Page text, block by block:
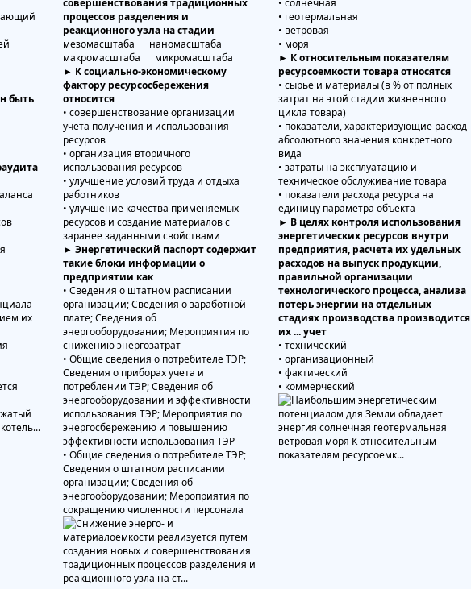
быть
их
совершенствования традиционных
процессов разделения и
реакционного узла на стадии
мезомасштаба наномасштаба
макромасштаба микромасштаба
► К социально-экономическому
фактору ресурсосбережения
относится
• совершенствование организации
учета получения и использования
ресурсов
• организация вторичного
использования ресурсов
• улучшение условий труда и отдыха
работников
• улучшение качества применяемых
ресурсов и создание материалов с
заранее заданными свойствами
► Энергетический паспорт содержит
такие блоки информации о
предприятии как
• Сведения о штатном расписании
организации; Сведения о заработной
плате; Сведения об
энергооборудовании; Мероприятия по
снижению энергозатрат
• Общие сведения о потребителе ТЭР;
Сведения о приборах учета и
потреблении ТЭР; Сведения об
энергооборудовании и эффективности
использования ТЭР; Мероприятия по
энергосбережению и повышению
эффективности использования ТЭР
• Общие сведения о потребителе ТЭР;
Сведения о штатном расписании
организации; Сведения об
энергооборудовании; Мероприятия по
сокращению численности персонала
• солнечная
• геотермальная
• ветровая
• моря
► К относительным показателям
ресурсоемкости товара относятся
• сырье и материалы (в % от полных
затрат на этой стадии жизненного
цикла товара)
• показатели, характеризующие расход
абсолютного значения конкретного
вида
• затраты на эксплуатацию и
техническое обслуживание товара
• показатели расхода ресурса на
единицу параметра объекта
► В целях контроля использования
энергетических ресурсов внутри
предприятия, расчета их удельных
расходов на выпуск продукции,
правильной организации
технологического процесса, анализа
потерь энергии на отдельных
стадиях производства производится
их ... учет
• технический
• организационный
• фактический
• коммерческий